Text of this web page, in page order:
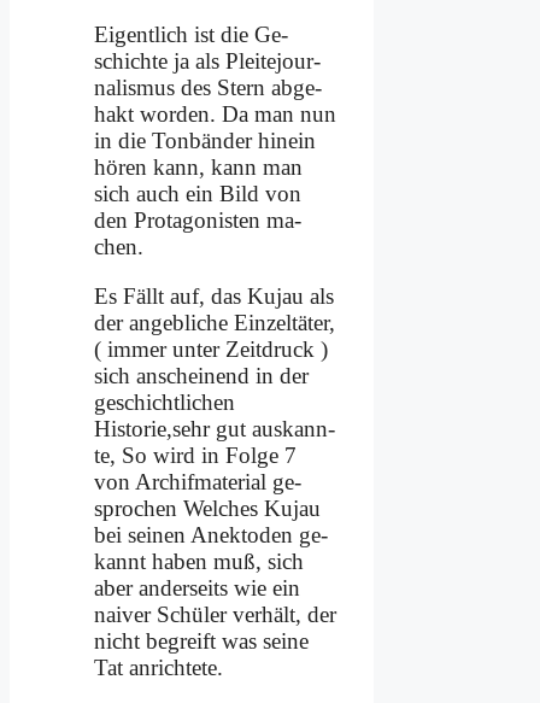
Ei­gent­lich ist die Ge­
schich­te ja als Plei­te­jour­
na­lis­mus des Stern ab­ge­
hakt wor­den. Da man nun
in die Ton­bän­der hin­ein
hö­ren kann, kann man
sich auch ein Bild von
den Prot­ago­ni­sten ma­
chen.
Es Fällt auf, das Ku­jau als
der an­geb­li­che Ein­zel­tä­ter,
( im­mer un­ter Zeit­druck )
sich an­schei­nend in der
ge­schicht­li­chen
Historie,sehr gut aus­kann­
te, So wird in Fol­ge 7
von Ar­chif­ma­te­ri­al ge­
spro­chen Wel­ches Ku­jau
bei sei­nen An­ek­to­den ge­
kannt ha­ben muß, sich
aber an­der­seits wie ein
nai­ver Schü­ler ver­hält, der
nicht be­greift was sei­ne
Tat an­rich­te­te.